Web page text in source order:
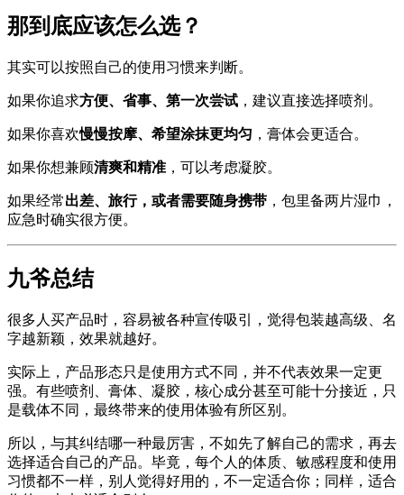
那到底应该怎么选？
其实可以按照自己的使用习惯来判断。
如果你追求方便、省事、第一次尝试 ，建议直接选择喷剂。
如果你喜欢慢慢按摩、希望涂抹更均匀 ，膏体会更适合。
如果你想兼顾清爽和精准 ，可以考虑凝胶。
如果经常出差、旅行，或者需要随身携带 ，包里备两片湿巾，
应急时确实很方便。
九爷总结
很多人买产品时，容易被各种宣传吸引，觉得包装越高级、名
字越新颖，效果就越好。
实际上，产品形态只是使用方式不同，并不代表效果一定更
强。有些喷剂、膏体、凝胶，核心成分甚至可能十分接近，只
是载体不同，最终带来的使用体验有所区别。
所以，与其纠结哪一种最厉害，不如先了解自己的需求，再去
选择适合自己的产品。毕竟，每个人的体质、敏感程度和使用
习惯都不一样，别人觉得好用的，不一定适合你；同样，适合